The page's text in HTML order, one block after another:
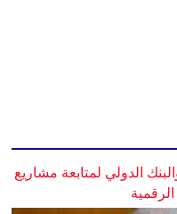
الدولي لمتابعة مشاريع